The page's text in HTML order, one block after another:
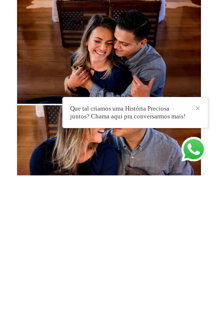
✕
Que tal criamos uma História Preciosa
juntos? Chama aqui pra conversarmos mais!